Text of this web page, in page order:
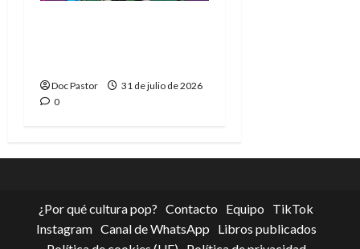
Doc Pastor
31 de julio de 2026
0
¿Por qué cultura pop? Contacto Equipo
TikTok
Instagram Canal de WhatsApp
Libros publicados